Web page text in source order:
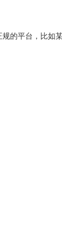
的平台，比如某